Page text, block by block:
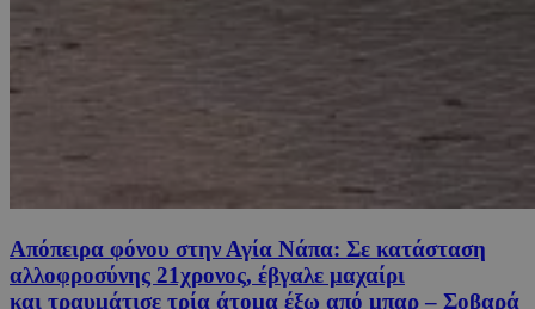
Απόπειρα φόνου στην Αγία Νάπα: Σε κατάσταση
αλλοφροσύνης 21χρονος, έβγαλε μαχαίρι
και τραυμάτισε τρία άτομα έξω από μπαρ – Σοβαρά